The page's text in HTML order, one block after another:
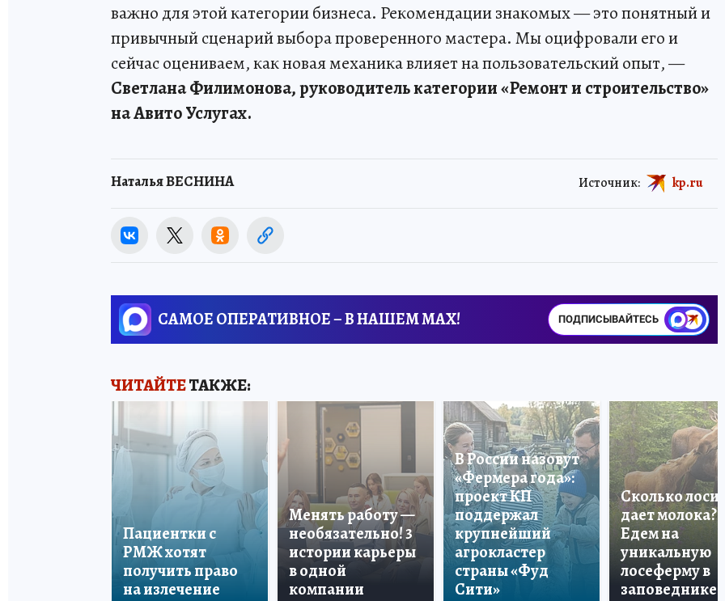
важно для этой категории бизнеса. Рекомендации знакомых — это понятный и
привычный сценарий выбора проверенного мастера. Мы оцифровали его и
сейчас оцениваем, как новая механика влияет на пользовательский опыт, —
Светлана Филимонова, руководитель категории «Ремонт и строительство»
на Авито Услугах.
Наталья ВЕСНИНА Источник: kp.ru
САМОЕ ОПЕРАТИВНОЕ – В НАШЕМ MAX! ПОДПИСЫВАЙТЕСЬ
ЧИТАЙТЕТАКЖЕ:
Пациентки с
РМЖ хотят
получить право
на излечение
Менять работу —
необязательно! 3
истории карьеры
в одной
компании
В России назовут
«Фермера года»:
проект КП
поддержал
крупнейший
агрокластер
страны «Фуд
Сити»
Сколько лосиха
дает молока?
Едем на
уникальную
лосеферму в
заповеднике!